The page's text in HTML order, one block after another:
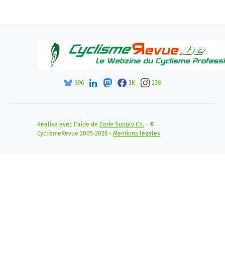
396 3K 238
Réalisé avec l'aide de Code Supply Co. - ©
CyclismeRevue 2005-2026 - Mentions légales